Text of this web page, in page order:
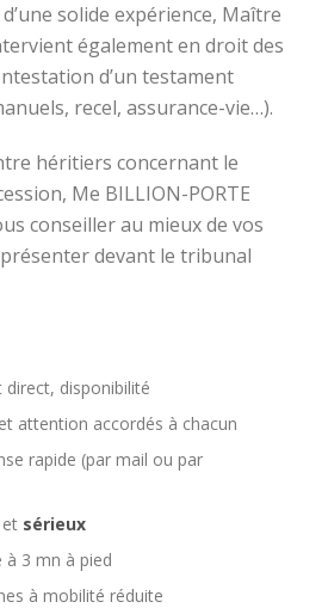
solide expérience, Maître
également en droit des
d’un testament
recel, assurance-vie…).
héritiers concernant le
Me BILLION-PORTE
conseiller au mieux de vos
devant le tribunal
disponibilité
et attention accordés à chacun
rapide (par mail ou par
sérieux
à 3 mn à pied
à mobilité réduite